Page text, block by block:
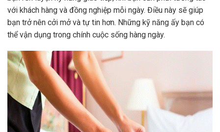
với khách hàng và đồng nghiệp mỗi ngày. Điều này sẽ giúp
bạn trở nên cởi mở và tự tin hơn. Những kỹ năng ấy bạn có
thể vận dụng trong chính cuộc sống hàng ngày.